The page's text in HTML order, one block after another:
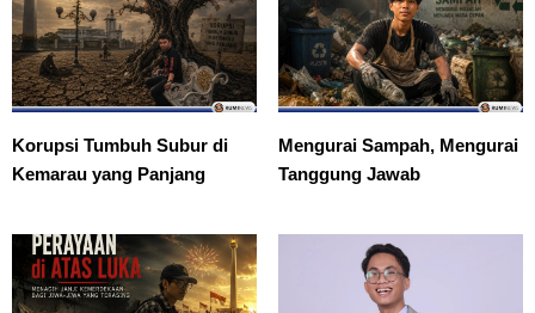
Korupsi Tumbuh Subur di
Kemarau yang Panjang
Mengurai Sampah, Mengurai
Tanggung Jawab